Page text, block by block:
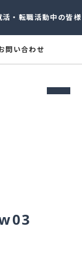
活・転職活動中の皆様
問い合わせ